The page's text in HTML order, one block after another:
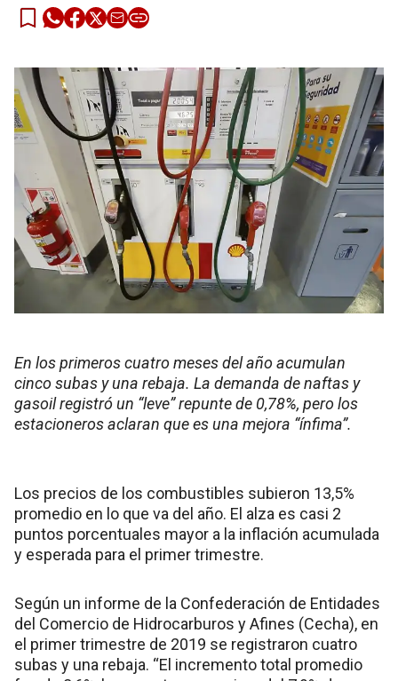
En los primeros cuatro meses del año acumulan
cinco subas y una rebaja. La demanda de naftas y
gasoil registró un “leve” repunte de 0,78%, pero los
estacioneros aclaran que es una mejora “ínfima”.
Los precios de los combustibles subieron 13,5%
promedio en lo que va del año. El alza es casi 2
puntos porcentuales mayor a la inflación acumulada
y esperada para el primer trimestre.
Según un informe de la Confederación de Entidades
del Comercio de Hidrocarburos y Afines (Cecha), en
el primer trimestre de 2019 se registraron cuatro
subas y una rebaja. “El incremento total promedio